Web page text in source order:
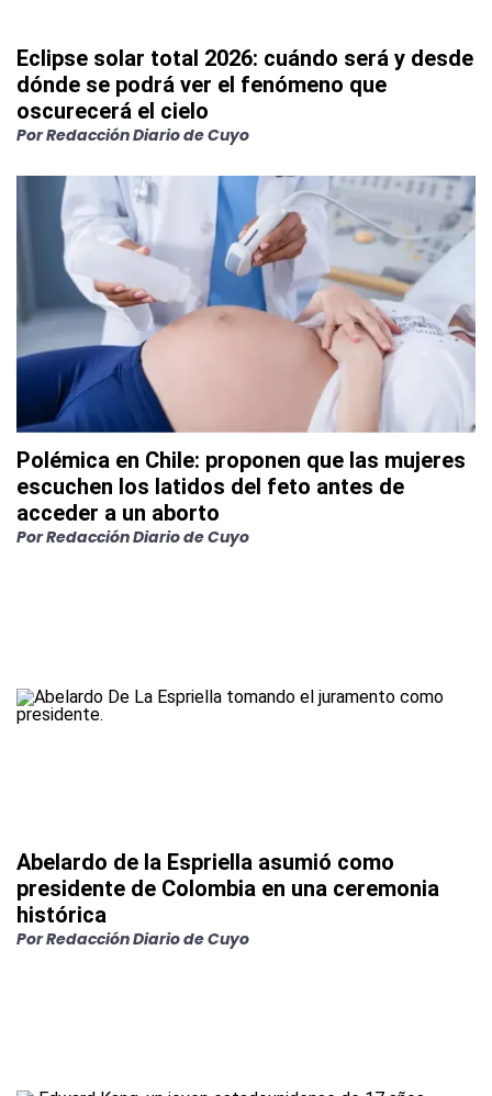
Eclipse solar total 2026: cuándo será y desde
dónde se podrá ver el fenómeno que
oscurecerá el cielo
PorRedacción Diario de Cuyo
Polémica en Chile: proponen que las mujeres
escuchen los latidos del feto antes de
acceder a un aborto
PorRedacción Diario de Cuyo
Abelardo de la Espriella asumió como
presidente de Colombia en una ceremonia
histórica
PorRedacción Diario de Cuyo